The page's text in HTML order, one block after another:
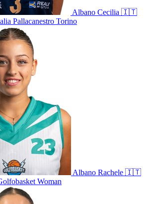
Albano Cecilia 🇮🇹
Pallacanestro Torino
Albano Rachele 🇮🇹
Woman